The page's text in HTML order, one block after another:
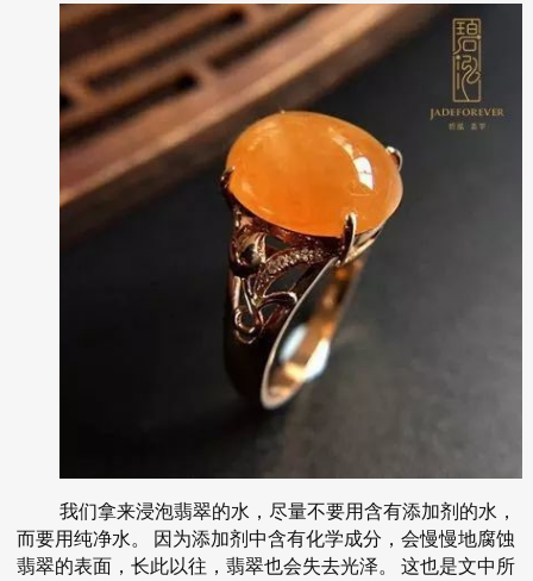
我们拿来浸泡翡翠的水，尽量不要用含有添加剂的水，
而要用纯净水。
因为添加剂中含有化学成分，会慢慢地腐蚀
翡翠的表面，长此以往，翡翠也会失去光泽。
这也是文中所